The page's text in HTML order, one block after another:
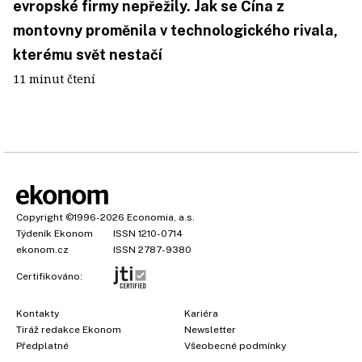
evropské firmy nepřežily. Jak se Čína z
montovny proměnila v technologického rivala,
kterému svět nestačí
11 minut čtení
Copyright ©1996-2026 Economia, a.s.
Týdeník Ekonom
ISSN 1210-0714
ekonom.cz
ISSN 2787-9380
Certifikováno:
Kontakty
Tiráž redakce Ekonom
Předplatné
Kariéra
Newsletter
Všeobecné podmínky